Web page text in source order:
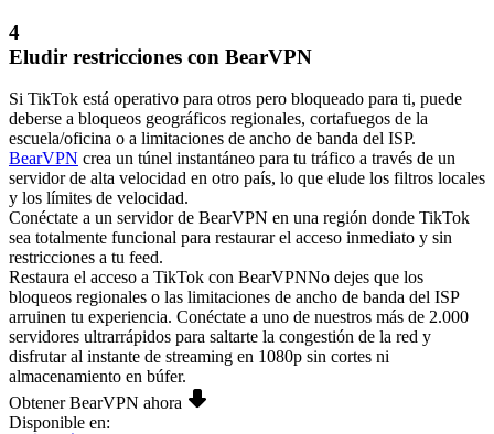
4
Eludir restricciones con BearVPN
Si TikTok está operativo para otros pero bloqueado para ti, puede
deberse a bloqueos geográficos regionales, cortafuegos de la
escuela/oficina o a limitaciones de ancho de banda del ISP.
BearVPN crea un túnel instantáneo para tu tráfico a través de un
servidor de alta velocidad en otro país, lo que elude los filtros locales
y los límites de velocidad.
Conéctate a un servidor de BearVPN en una región donde TikTok
sea totalmente funcional para restaurar el acceso inmediato y sin
restricciones a tu feed.
Restaura el acceso a TikTok con BearVPNNo dejes que los
bloqueos regionales o las limitaciones de ancho de banda del ISP
arruinen tu experiencia. Conéctate a uno de nuestros más de 2.000
servidores ultrarrápidos para saltarte la congestión de la red y
disfrutar al instante de streaming en 1080p sin cortes ni
almacenamiento en búfer.
Obtener BearVPN ahora
Disponible en: